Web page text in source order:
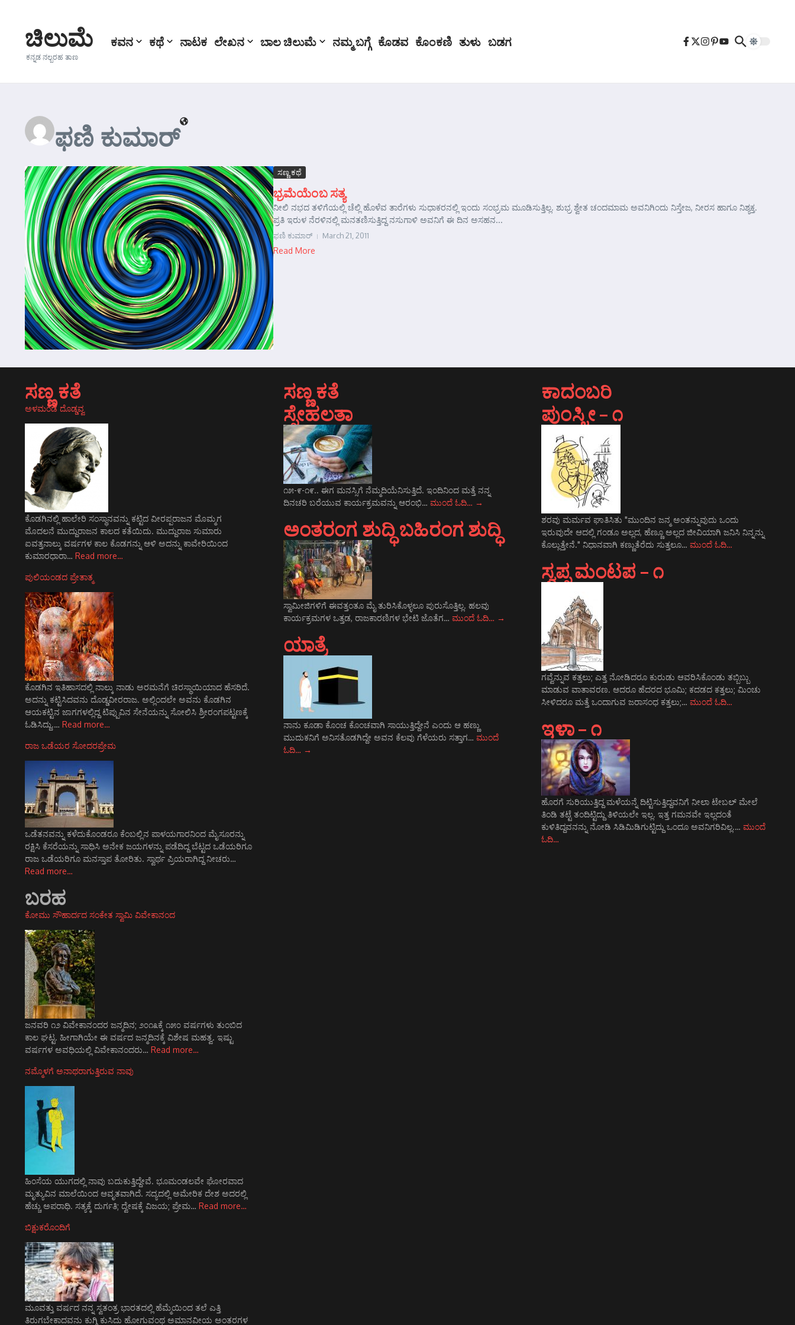
ಚಿಲುಮೆ
ಕನ್ನಡ ನಲ್ಬರಹ ತಾಣ
ಕವನ ಕಥೆ ನಾಟಕ ಲೇಖನ ಬಾಲ ಚಿಲುಮೆ ನಮ್ಮ ಬಗ್ಗೆ ಕೊಡವ ಕೊಂಕಣಿ ತುಳು ಬಡಗ
ಫಣಿ ಕುಮಾರ್‍
ಸಣ್ಣ ಕಥೆ
ಭ್ರಮೆಯೆಂಬ ಸತ್ಯ
ನೀಲಿ ನಭದ ತಳಿಗೆಯಲ್ಲಿ ಚೆಲ್ಲಿ ಹೊಳೆವ ತಾರೆಗಳು ಸುಧಾಕರನಲ್ಲಿ ಇಂದು ಸಂಭ್ರಮ ಮೂಡಿಸುತ್ತಿಲ್ಲ. ಶುಭ್ರ ಶ್ವೇತ ಚಂದಮಾಮ ಅವನಿಗಿಂದು ನಿಸ್ತೇಜ, ನೀರಸ ಹಾಗೂ ನಿಶ್ಯಕ್ತ.
ಪ್ರತಿ ಇರುಳ ನೆರಳಿನಲ್ಲಿ ಮನತಣಿಸುತ್ತಿದ್ದ ನಸುಗಾಳಿ ಅವನಿಗೆ ಈ ದಿನ ಅಸಹನ...
ಫಣಿ ಕುಮಾರ್‍ March 21, 2011
Read More
ಸಣ್ಣ ಕತೆ
ಅಳಮಂಡ ದೊಡ್ಡವ್ವ
ಕೊಡಗಿನಲ್ಲಿ ಹಾಲೇರಿ ಸಂಸ್ಥಾನವನ್ನು ಕಟ್ಟಿದ ವೀರಪ್ಪರಾಜನ ಮೊಮ್ಮಗ
ಮೊದಲನೆ ಮುದ್ದುರಾಜನ ಕಾಲದ ಕತೆಯಿದು. ಮುದ್ದುರಾಜ ಸುಮಾರು
ಐವತ್ತನಾಲ್ಕು ವರ್ಷಗಳ ಕಾಲ ಕೊಡಗನ್ನು ಆಳಿ ಅದನ್ನು ಕಾವೇರಿಯಿಂದ
ಕುಮಾರಧಾರಾ… Read more…
ಪುಲಿಯಂಡದ ಪ್ರೇತಾತ್ಮ
ಕೊಡಗಿನ ಇತಿಹಾಸದಲ್ಲಿ ನಾಲ್ಕು ನಾಡು ಅರಮನೆಗೆ ಚಿರಸ್ಥಾಯಿಯಾದ ಹೆಸರಿದೆ.
ಅದನ್ನು ಕಟ್ಟಿಸಿದವನು ದೊಡ್ಡವೀರರಾಜ. ಅಲ್ಲಿಂದಲೇ ಅವನು ಕೊಡಗಿನ
ಆಯಕಟ್ಟಿನ ಜಾಗಗಳಲ್ಲಿದ್ದ ಟಿಪ್ಪುವಿನ ಸೇನೆಯನ್ನು ಸೋಲಿಸಿ ಶ್ರೀರಂಗಪಟ್ಟಣಕ್ಕೆ
ಓಡಿಸಿದ್ದು.… Read more…
ರಾಜ ಒಡೆಯರ ಸೋದರಪ್ರೇಮ
ಒಡೆತನವನ್ನು ಕಳೆದುಕೊಂಡರೂ ಕೆಂಬಲ್ಲಿನ ಪಾಳಯಗಾರನಿಂದ ಮೈಸೂರನ್ನು
ರಕ್ಷಿಸಿ ಕೆಸರೆಯನ್ನು ಸಾಧಿಸಿ ಅನೇಕ ಜಯಗಳನ್ನು ಪಡೆದಿದ್ದ ಬೆಟ್ಟದ ಒಡೆಯರಿಗೂ
ರಾಜ ಒಡೆಯರಿಗೂ ಮನಸ್ತಾಪ ತೋರಿತು. ಸ್ವಾರ್ಥ ಪ್ರಿಯರಾಗಿದ್ದ ನೀಚರು…
Read more…
ಬರಹ
ಕೋಮು ಸೌಹಾರ್ದದ ಸಂಕೇತ ಸ್ವಾಮಿ ವಿವೇಕಾನಂದ
ಜನವರಿ ೧೨ ವಿವೇಕಾನಂದರ ಜನ್ಮದಿನ; ೨೦೧೩ಕ್ಕೆ ೧೫೦ ವರ್ಷಗಳು ತುಂಬಿದ
ಕಾಲ ಘಟ್ಟ. ಹೀಗಾಗಿಯೇ ಈ ವರ್ಷದ ಜನ್ಮದಿನಕ್ಕೆ ವಿಶೇಷ ಮಹತ್ವ. ಇಷ್ಟು
ವರ್ಷಗಳ ಅವಧಿಯಲ್ಲಿ ವಿವೇಕಾನಂದರು… Read more…
ನಮ್ಮೊಳಗೆ ಅನಾಥರಾಗುತ್ತಿರುವ ನಾವು
ಹಿಂಸೆಯ ಯುಗದಲ್ಲಿ ನಾವು ಬದುಕುತ್ತಿದ್ದೇವೆ. ಭೂಮಂಡಲವೇ ಘೋರವಾದ
ಮೃತ್ಯುವಿನ ಮಾಲೆಯಿಂದ ಆವೃತವಾಗಿದೆ. ಸದ್ಯದಲ್ಲಿ ಅಮೇರಿಕ ದೇಶ ಅದರಲ್ಲಿ
ಹೆಚ್ಚು ಅಪರಾಧಿ. ಸತ್ಯಕ್ಕೆ ದುರ್ಗತಿ; ದ್ವೇಷಕ್ಕೆ ವಿಜಯ; ಪ್ರೇಮ… Read more…
ಬಿಕ್ಷುಕರೊಂದಿಗೆ
ಮೂವತ್ತು ವರ್ಷದ ನನ್ನ ಸ್ವತಂತ್ರ ಭಾರತದಲ್ಲಿ ಹೆಮ್ಮೆಯಿಂದ ತಲೆ ಎತ್ತಿ
ತಿರುಗಬೇಕಾದವನು ಕುಗ್ಗಿ ಕುಸಿದು ಹೋಗುವಂಥ ಅಮಾನವೀಯ ಅಂತರಗಳ
ಸಣ್ಣ ಕತೆ
ಸ್ನೇಹಲತಾ
೧೫-೯-೧೯.. ಈಗ ಮನಸ್ಸಿಗೆ ನೆಮ್ಮದಿಯೆನಿಸುತ್ತಿದೆ. ಇಂದಿನಿಂದ ಮತ್ತೆ ನನ್ನ
ದಿನಚರಿ ಬರೆಯುವ ಕಾರ್ಯಕ್ರಮವನ್ನು ಆರಂಭಿ… ಮುಂದೆ ಓದಿ… →
ಅಂತರಂಗ ಶುದ್ಧಿ ಬಹಿರಂಗ ಶುದ್ಧಿ
ಸ್ವಾಮೀಜಿಗಳಿಗೆ ಈವತ್ತಂತೂ ಮೈ ತುರಿಸಿಕೊಳ್ಳಲೂ ಪುರುಸೊತ್ತಿಲ್ಲ. ಹಲವು
ಕಾರ್ಯಕ್ರಮಗಳ ಒತ್ತಡ, ರಾಜಕಾರಣಿಗಳ ಭೇಟಿ ಜೊತೆಗ… ಮುಂದೆ ಓದಿ… →
ಯಾತ್ರೆ
ನಾನು ಕೂಡಾ ಕೊಂಚ ಕೊಂಚವಾಗಿ ಸಾಯುತ್ತಿದ್ದೇನೆ ಎಂದು ಆ ಹಣ್ಣು
ಮುದುಕನಿಗೆ ಅನಿಸತೊಡಗಿದ್ದೇ ಅವನ ಕೆಲವು ಗೆಳೆಯರು ಸತ್ತಾಗ… ಮುಂದೆ
ಓದಿ… →
ಕಾದಂಬರಿ
ಪುಂಸ್ತ್ರೀ – ೧
ಶರವು ಮರ್ಮವ ಘಾತಿಸಿತು "ಮುಂದಿನ ಜನ್ಮ ಅಂತನ್ನುವುದು ಒಂದು
ಇರುವುದೇ ಆದಲ್ಲಿ ಗಂಡೂ ಅಲ್ಲದ, ಹೆಣ್ಣೂ ಅಲ್ಲದ ಜೀವಿಯಾಗಿ ಜನಿಸಿ ನಿನ್ನನ್ನು
ಕೊಲ್ಲುತ್ತೇನೆ." ನಿಧಾನವಾಗಿ ಕಣ್ಣುತೆರೆದು ಸುತ್ತಲೂ…ಮುಂದೆ ಓದಿ…
ಸ್ವಪ್ನ ಮಂಟಪ – ೧
ಗವ್ವೆನ್ನುವ ಕತ್ತಲು; ಎತ್ತ ನೋಡಿದರೂ ಕುರುಡು ಆವರಿಸಿಕೊಂಡು ತಬ್ಬಿಬ್ಬು
ಮಾಡುವ ವಾತಾವರಣ. ಆದರೂ ಹೆದರದ ಭೂಮಿ; ಕದಡದ ಕತ್ತಲು; ಮಿಂಚು
ಸೀಳಿದರೂ ಮತ್ತೆ ಒಂದಾಗುವ ಜರಾಸಂಧ ಕತ್ತಲು;…ಮುಂದೆ ಓದಿ…
ಇಳಾ – ೧
ಹೊರಗೆ ಸುರಿಯುತ್ತಿದ್ದ ಮಳೆಯನ್ನೆ ದಿಟ್ಟಿಸುತ್ತಿದ್ದವನಿಗೆ ನೀಲಾ ಟೇಬಲ್ ಮೇಲೆ
ತಿಂಡಿ ತಟ್ಟೆ ತಂದಿಟ್ಟಿದ್ದು ತಿಳಿಯಲೇ ಇಲ್ಲ. ಇತ್ತ ಗಮನವೇ ಇಲ್ಲದಂತೆ
ಕುಳಿತಿದ್ದವನನ್ನು ನೋಡಿ ಸಿಡಿಮಿಡಿಗುಟ್ಟಿದ್ದು ಒಂದೂ ಅವನಿಗರಿವಿಲ್ಲ.…ಮುಂದೆ
ಓದಿ…